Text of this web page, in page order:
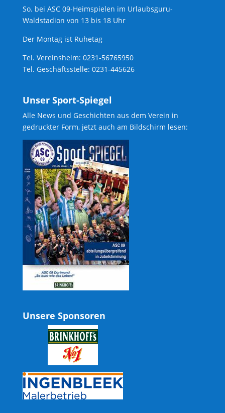
So. bei ASC 09-Heimspielen im Urlaubsguru-
Waldstadion von 13 bis 18 Uhr
Der Montag ist Ruhetag
Tel. Vereinsheim: 0231-56765950
Tel. Geschäftsstelle: 0231-445626
Unser Sport-Spiegel
Alle News und Geschichten aus dem Verein in
gedruckter Form, jetzt auch am Bildschirm lesen:
Unsere Sponsoren